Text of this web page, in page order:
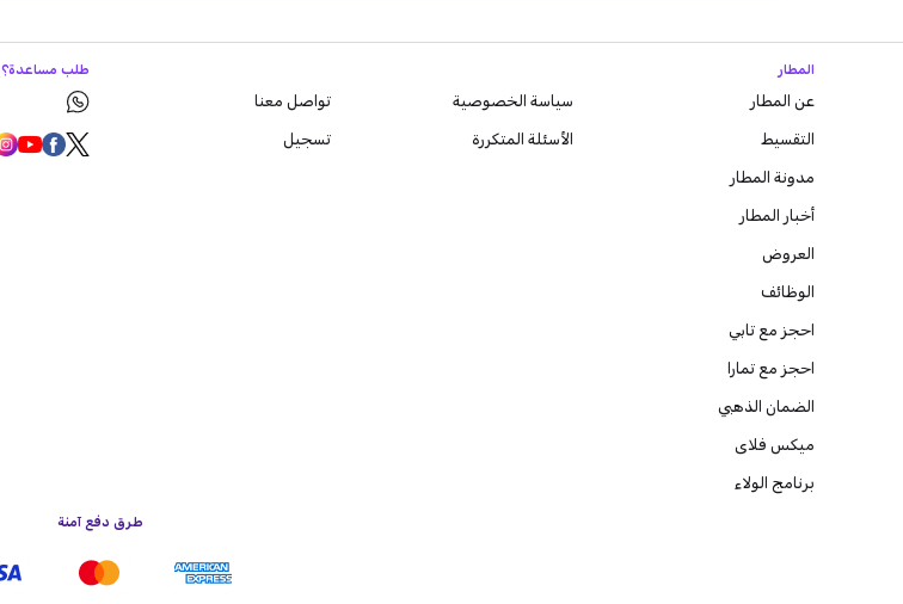
المطار
عن المطار
التقسيط
مدونة المطار
أخبار المطار
العروض
الوظائف
احجز مع تابي
احجز مع تمارا
الضمان الذهبي
ميكس فلاى
برنامج الولاء
سياسة الخصوصية
الأسئلة المتكررة
تواصل معنا
تسجيل
طلب مساعدة؟
طرق دفع آمنة